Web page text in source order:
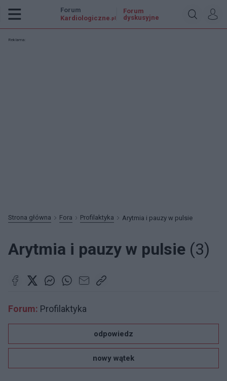
Forum
Kardiologiczne .pl
Forum
dyskusyjne
Reklama:
Strona główna Fora Profilaktyka Arytmia i pauzy w pulsie
Arytmia i pauzy w pulsie (3)
Forum: Profilaktyka
odpowiedz
nowy wątek